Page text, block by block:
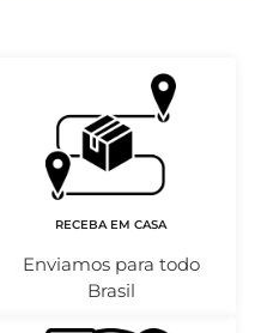
RECEBA EM CASA
Enviamos para todo
Brasil